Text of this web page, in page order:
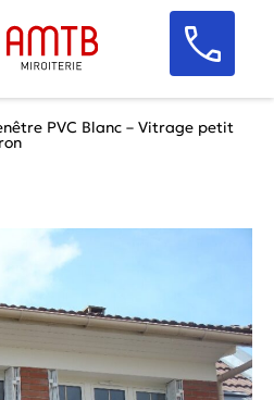
PVC Blanc – Vitrage petit